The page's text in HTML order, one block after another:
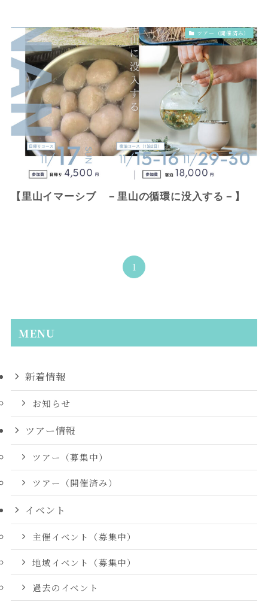
ツアー（開催済み）
【里山イマーシブ －里山の循環に没入する－】
1
MENU
新着情報
お知らせ
ツアー情報
ツアー（募集中）
ツアー（開催済み）
イベント
主催イベント（募集中）
地域イベント（募集中）
過去のイベント